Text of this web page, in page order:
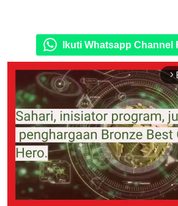
Ikuti Whatsapp Channel
arrow_forward_ios